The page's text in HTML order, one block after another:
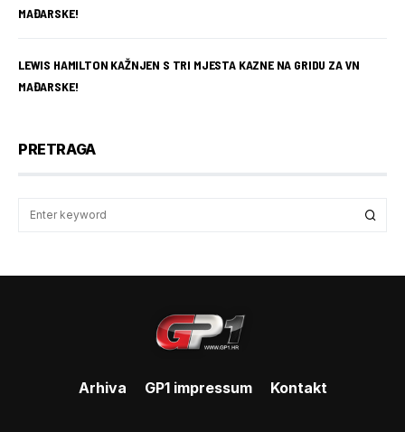
MAĐARSKE!
LEWIS HAMILTON KAŽNJEN S TRI MJESTA KAZNE NA GRIDU ZA VN
MAĐARSKE!
PRETRAGA
Arhiva GP1 impressum Kontakt